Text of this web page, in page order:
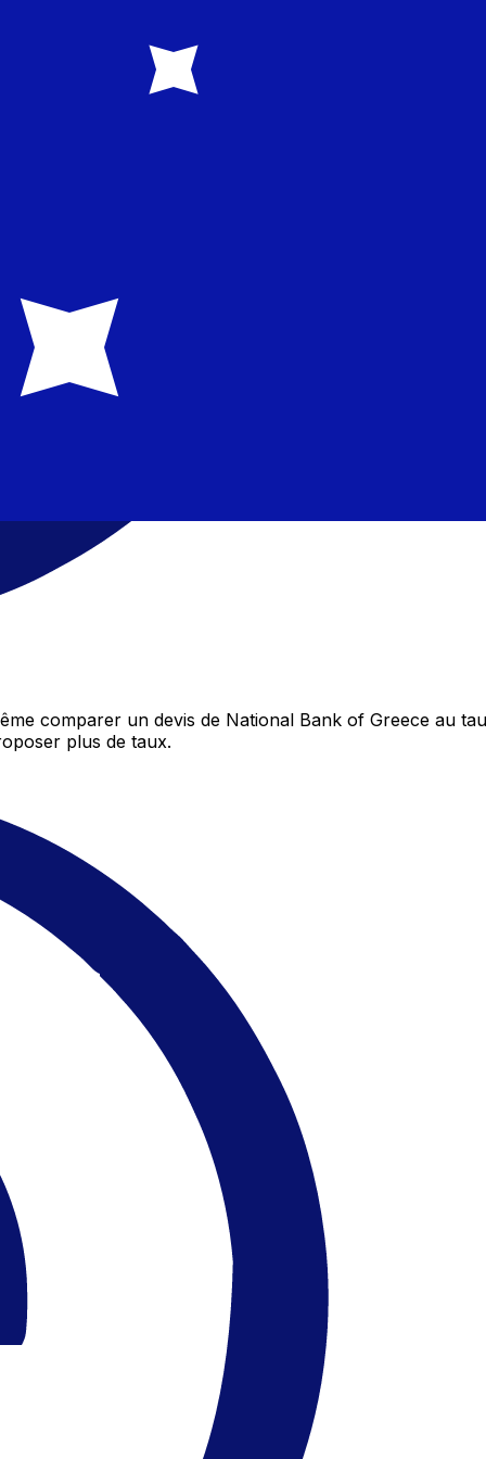
comparer un devis de National Bank of Greece au
plus de taux.